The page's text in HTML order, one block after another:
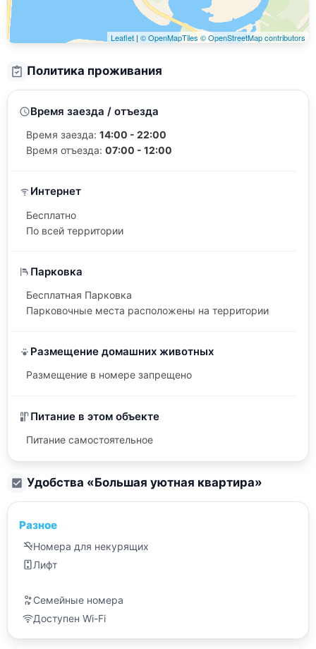
Leaflet | © OpenMapTiles © OpenStreetMap contributors
Политика проживания
Время заезда / отъезда
Время заезда: 14:00 - 22:00
Время отъезда: 07:00 - 12:00
Интернет
Бесплатно
По всей территории
Парковка
Бесплатная Парковка
Парковочные места расположены на территории
Размещение домашних животных
Размещение в номере запрещено
Питание в этом объекте
Питание самостоятельное
Удобства «Большая уютная квартира»
Разное
Номера для некурящих
Лифт
Семейные номера
Доступен Wi-Fi